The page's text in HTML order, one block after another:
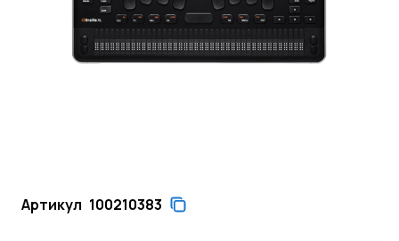
Артикул 100210383